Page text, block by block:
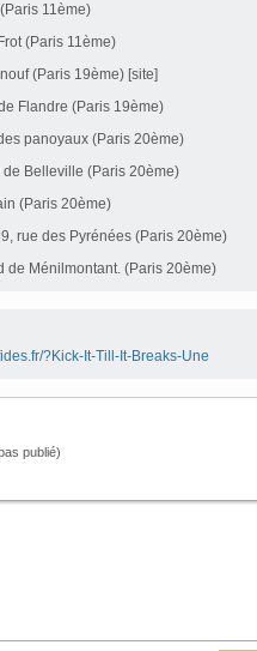
11ème)
(Paris 11ème)
(Paris 19ème) [site]
Flandre (Paris 19ème)
panoyaux (Paris 20ème)
Belleville (Paris 20ème)
(Paris 20ème)
rue des Pyrénées (Paris 20ème)
de Ménilmontant. (Paris 20ème)
?Kick-It-Till-It-Breaks-Une
publié)